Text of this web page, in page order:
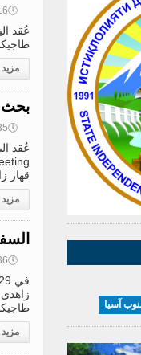
🕔
عُقد
مزيد
بحث
🕔
قهار
مزيد
🕔
مزيد